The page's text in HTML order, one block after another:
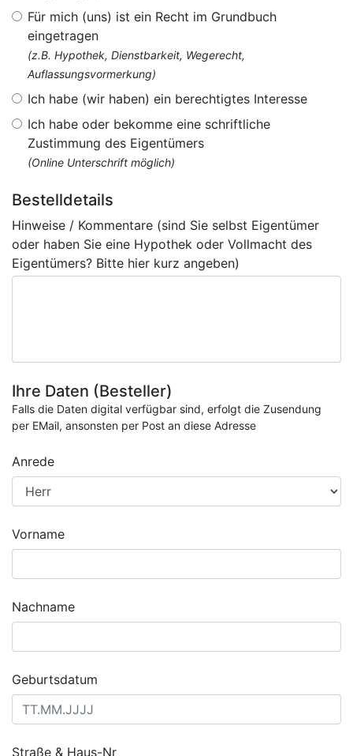
Für mich (uns) ist ein Recht im Grundbuch
eingetragen
(z.B. Hypothek, Dienstbarkeit, Wegerecht,
Auflassungsvormerkung)
Ich habe (wir haben) ein berechtigtes Interesse
Ich habe oder bekomme eine schriftliche
Zustimmung des Eigentümers
(Online Unterschrift möglich)
Bestelldetails
Hinweise / Kommentare (sind Sie selbst Eigentümer
oder haben Sie eine Hypothek oder Vollmacht des
Eigentümers? Bitte hier kurz angeben)
Ihre Daten (Besteller)
Falls die Daten digital verfügbar sind, erfolgt die Zusendung
per EMail, ansonsten per Post an diese Adresse
Anrede
Vorname
Nachname
Geburtsdatum
Straße & Haus-Nr